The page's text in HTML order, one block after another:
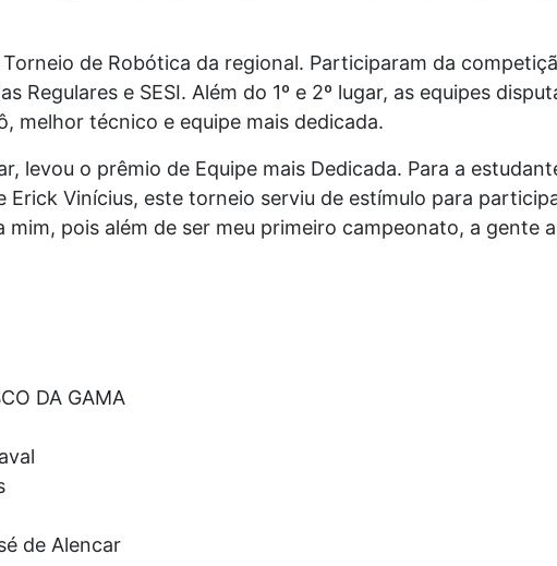
de Robótica da regional. Participaram da
Regulares e SESI. Além do 1º e 2º lugar, as equipes
melhor técnico e equipe mais dedicada.
levou o prêmio de Equipe mais Dedicada. Para a
Vinícius, este torneio serviu de estímulo para
pois além de ser meu primeiro campeonato, a gente
DA GAMA
de Alencar